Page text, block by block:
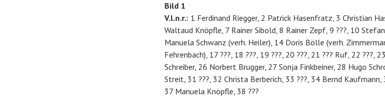
Bild 1
V.l.n.r.: 1 Ferdinand Riegger, 2 Patrick Hasenfratz, 3 Christian
Waltaud Knöpfle, 7 Rainer Sibold, 8 Rainer Zepf, 9 ???, 10
Manuela Schwanz (verh. Heiler), 14 Doris Bölle (verh.
Fehrenbach), 17 ???, 18 ???, 19 ???, 20 ???, 21 ??? Ruf, 22 ???,
Schreiber, 26 Norbert Brugger, 27 Sonja Finkbeiner, 28 Hugo
Streit, 31 ???, 32 Christa Berberich, 33 ???, 34 Bernd
37 Manuela Knöpfle, 38 ???